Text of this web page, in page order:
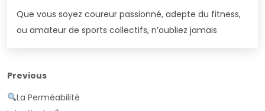
Que vous soyez coureur passionné, adepte du fitness,
ou amateur de sports collectifs, n’oubliez jamais
Previous
La Perméabilité